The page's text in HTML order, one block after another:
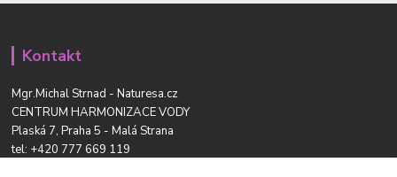
Kontakt
Mgr.Michal Strnad - Naturesa.cz
CENTRUM HARMONIZACE VODY
Plaská 7, Praha 5 - Malá Strana
tel: +420 777 669 119